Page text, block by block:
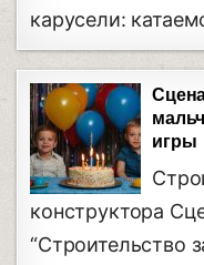
карусели:
игры
конструктора
“Строительство